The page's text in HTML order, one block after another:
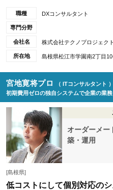
職種 DXコンサルタント
専門分野
会社名 株式会社テクノプロジェクト
所在地 島根県松江市学園南2丁目
宮地寛将プロ
（ ITコンサルタント ）
初期費用ゼロの独自システムで企業の業
オーダーメー
築・運用
[島根県]
低コストにして個別対応の